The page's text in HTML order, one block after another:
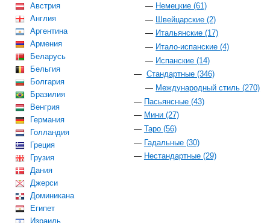
Австрия
Англия
Аргентина
Армения
Беларусь
Бельгия
Болгария
Бразилия
Венгрия
Германия
Голландия
Греция
Грузия
Дания
Джерси
Доминикана
Египет
Израиль
Немецкие (61)
Швейцарские (2)
Итальянские (17)
Итало-испанские (4)
Испанские (14)
Стандартные (346)
Международный стиль (270)
Пасьянсные (43)
Мини (27)
Таро (56)
Гадальные (30)
Нестандартные (29)